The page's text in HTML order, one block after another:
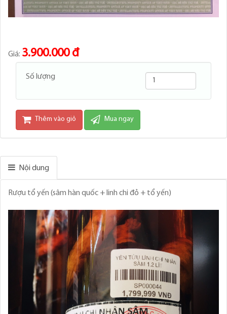
Giá: 3.900.000 đ
Số lượng
Thêm vào giỏ Mua ngay
Nội dung
Rượu tổ yến (sâm hàn quốc + linh chi đỏ + tổ yến)